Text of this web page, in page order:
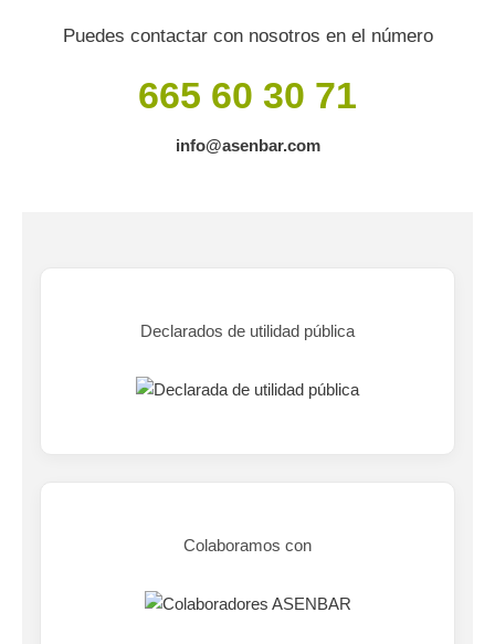
Puedes contactar con nosotros en el número
665 60 30 71
info@asenbar.com
Declarados de utilidad pública
Colaboramos con